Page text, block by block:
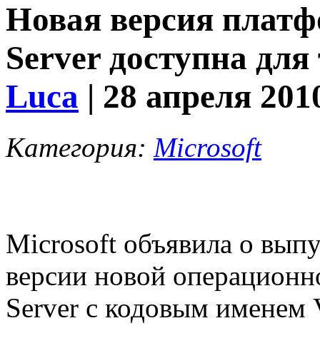
Новая версия
Server доступна
Luca | 28 апреля
Категория: Microsoft
Microsoft объявила о
версии новой
Server с кодовым именем